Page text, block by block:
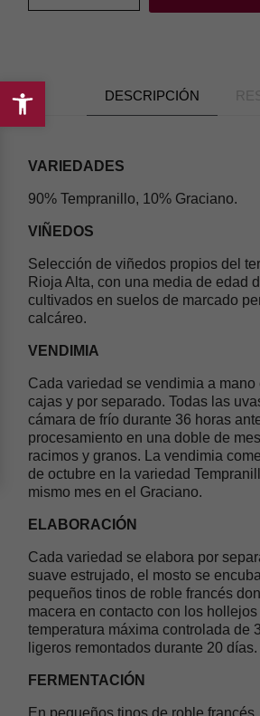
DESCRIPCIÓN
VARIEDADES
90% Tempranillo, 10% Graciano.
VIÑEDOS
Selección de viñedos propios del
Rioja Alta, con una media de edad
cultivados en suelos de marcado
calcáreo.
VENDIMIA
Cada variedad se vendimia a
cajas y por separado. Todas las
cámara de frío durante 36 horas
procesamiento en una doble de
racimos y granos. La vendimia
de octubre en la variedad
mismo mes en el Graciano.
ELABORACIÓN
Cada variedad se elabora por
suave estrujado, el mosto se
pequeños tinos de roble francés
macera en contacto con los hollejos
temperatura máxima controlada de
ligeros remontados durante 20 días.
FERMENTACIÓN
Abrir
barra
herramientas